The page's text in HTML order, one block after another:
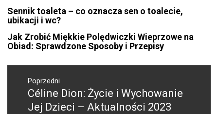
Sennik toaleta – co oznacza sen o toalecie,
ubikacji i wc?
Jak Zrobić Miękkie Polędwiczki Wieprzowe na
Obiad: Sprawdzone Sposoby i Przepisy
Nawigacja
wpisuPoprzedni
Poprzedni
wpis:
Céline Dion: Życie i Wychowanie
Jej Dzieci – Aktualności 2023